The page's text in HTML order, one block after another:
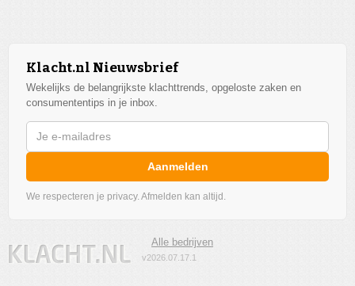
Klacht.nl Nieuwsbrief
Wekelijks de belangrijkste klachttrends, opgeloste zaken en
consumententips in je inbox.
Aanmelden
We respecteren je privacy. Afmelden kan altijd.
Alle bedrijven
v2026.07.17.1